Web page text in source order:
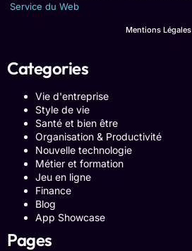
Service du Web
Mentions Légales
Categories
Vie d'entreprise
Style de vie
Santé et bien être
Organisation & Productivité
Nouvelle technologie
Métier et formation
Jeu en ligne
Finance
Blog
App Showcase
Pages